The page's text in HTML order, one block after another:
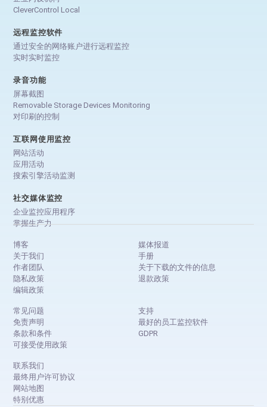
CleverControl Local
远程监控软件
通过安全的网络账户进行远程监控
实时实时监控
录音功能
屏幕截图
Removable Storage Devices Monitoring
对印刷的控制
互联网使用监控
网站活动
应用活动
搜索引擎活动监测
社交媒体监控
企业监控应用程序
掌握生产力
博客
关于我们
作者团队
隐私政策
编辑政策
媒体报道
手册
关于下载的文件的信息
退款政策
常见问题
免责声明
条款和条件
可接受使用政策
支持
最好的员工监控软件
GDPR
联系我们
最终用户许可协议
网站地图
特别优惠